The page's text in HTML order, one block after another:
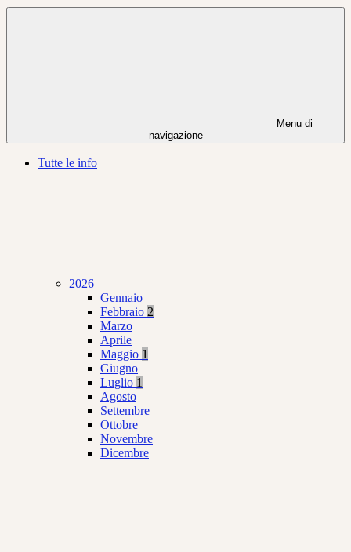
Menu di
navigazione
Tutte le info
2026
Gennaio
Febbraio 2
Marzo
Aprile
Maggio 1
Giugno
Luglio 1
Agosto
Settembre
Ottobre
Novembre
Dicembre